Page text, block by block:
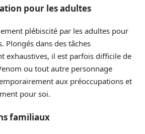
pour les adultes
plébiscité par les adultes pour
Plongés dans des tâches
exhaustives, il est parfois difficile de
ou tout autre personnage
aux préoccupations et
pour soi.
familiaux